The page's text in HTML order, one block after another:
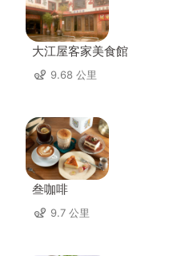
大江屋客家美食館
9.68 公里
叁咖啡
9.7 公里